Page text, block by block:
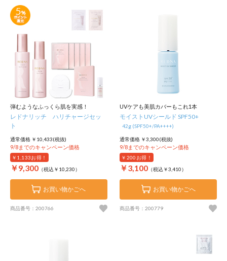
弾むようなふっくら肌を実感！
レドナリッチ ハリチャージセッ
ト
通常価格 ￥10,433(税抜)
9/8までのキャンペーン価格
￥1,133お得！
￥9,300 （税込￥10,230）
お買い物かごへ
商品番号：200766
UVケアも美肌カバーもこれ1本
モイストUVシールド SPF50+
42g (SPF50+/PA++++)
通常価格 ￥3,300(税抜)
9/8までのキャンペーン価格
￥200 お得！
￥3,100 （税込￥3,410）
お買い物かごへ
商品番号：200779